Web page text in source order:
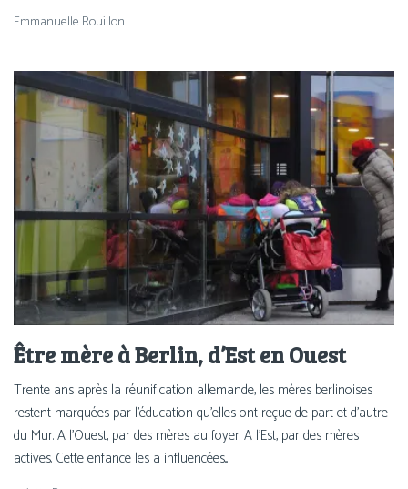
Emmanuelle Rouillon
Être mère à Berlin, d’Est en Ouest
Trente ans après la réunification allemande, les mères berlinoises
restent marquées par l’éducation qu’elles ont reçue de part et d’autre
du Mur. A l'Ouest, par des mères au foyer. A l'Est, par des mères
actives. Cette enfance les a influencées...